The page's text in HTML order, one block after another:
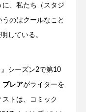
に、私たち（スタジ
のはクールなこと
している。
シーズン2で第10
ブレアがライターを
トは、コミック